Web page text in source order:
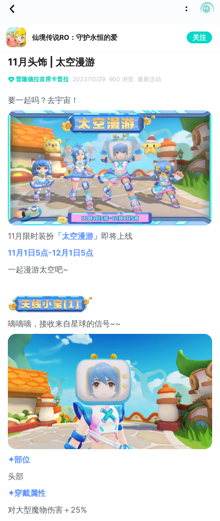
仙境传说RO：守护永恒的爱 关注
11月头饰 | 太空漫游
普隆德拉首席卡普拉 2023/10/29 900 浏览 最新活动
要一起吗？去宇宙！
11月限时装扮 「太空漫游」 即将上线
11月1日5点-12月1日5点
一起漫游太空吧~
嘀嘀嘀，接收来自星球的信号~~
✦部位
头部
✦穿戴属性
对大型魔物伤害＋25%